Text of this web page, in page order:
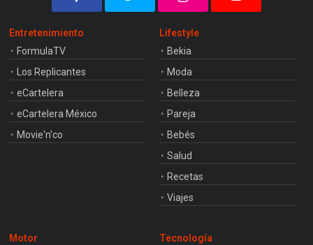
Entretenimiento
FormulaTV
Los Replicantes
eCartelera
eCartelera México
Movie'n'co
Lifestyle
Bekia
Moda
Belleza
Pareja
Bebés
Salud
Recetas
Viajes
Motor
Tecnología